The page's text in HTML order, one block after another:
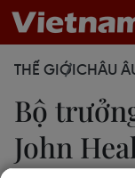
THẾ GIỚICHÂU
Bộ
John